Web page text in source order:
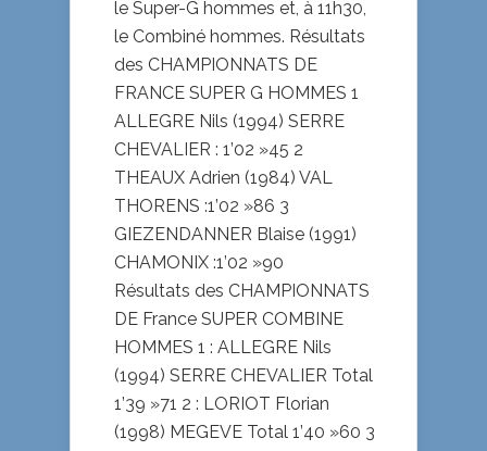
le Super-G hommes et, à 11h30,
le Combiné hommes. Résultats
des CHAMPIONNATS DE
FRANCE SUPER G HOMMES 1
ALLEGRE Nils (1994) SERRE
CHEVALIER : 1’02 »45 2
THEAUX Adrien (1984) VAL
THORENS :1’02 »86 3
GIEZENDANNER Blaise (1991)
CHAMONIX :1’02 »90
Résultats des CHAMPIONNATS
DE France SUPER COMBINE
HOMMES 1 : ALLEGRE Nils
(1994) SERRE CHEVALIER Total
1’39 »71 2 : LORIOT Florian
(1998) MEGEVE Total 1’40 »60 3